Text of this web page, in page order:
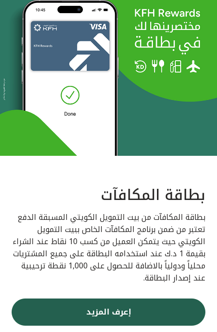
بطاقة المكافآت
بطاقة المكافآت من بيت التمويل الكويتي المسبقة الدفع
تعتبر من ضمن برنامج المكافآت الخاص ببيت التمويل
الكويتي حيث يتمكن العميل من كسب 10 نقاط عند الشراء
بقيمة 1 د.ك عند استخدامه البطاقة على جميع المشتريات
محلياً ودولياً بالاضافة للحصول على 1,000 نقطة ترحيبية
عند إصدار البطاقة.
إعرف المزيد